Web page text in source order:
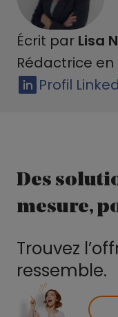
Écrit par Lisa
Rédactrice
Profil
Des
mesure,
Trouvez
ressemble.